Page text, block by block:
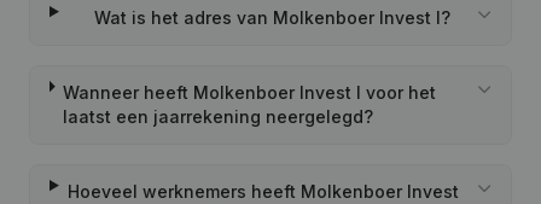
Wat is het adres van Molkenboer Invest I?
Wanneer heeft Molkenboer Invest I voor het
laatst een jaarrekening neergelegd?
Hoeveel werknemers heeft Molkenboer Invest